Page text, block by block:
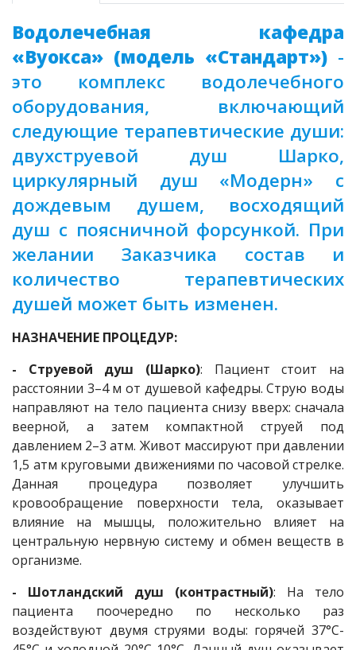
Водолечебная кафедра
«Вуокса» (модель «Стандарт») -
это комплекс водолечебного
оборудования, включающий
следующие терапевтические души:
двухструевой душ Шарко,
циркулярный душ «Модерн» с
дождевым душем, восходящий
душ с поясничной форсункой. При
желании Заказчика состав и
количество терапевтических
душей может быть изменен.
НАЗНАЧЕНИЕ ПРОЦЕДУР:
- Струевой душ (Шарко): Пациент стоит на
расстоянии 3–4 м от душевой кафедры. Струю воды
направляют на тело пациента снизу вверх: сначала
веерной, а затем компактной струей под
давлением 2–3 атм. Живот массируют при давлении
1,5 атм круговыми движениями по часовой стрелке.
Данная процедура позволяет улучшить
кровообращение поверхности тела, оказывает
влияние на мышцы, положительно влияет на
центральную нервную систему и обмен веществ в
организме.
- Шотландский душ (контрастный): На тело
пациента поочередно по несколько раз
воздействуют двумя струями воды: горячей 37°C-